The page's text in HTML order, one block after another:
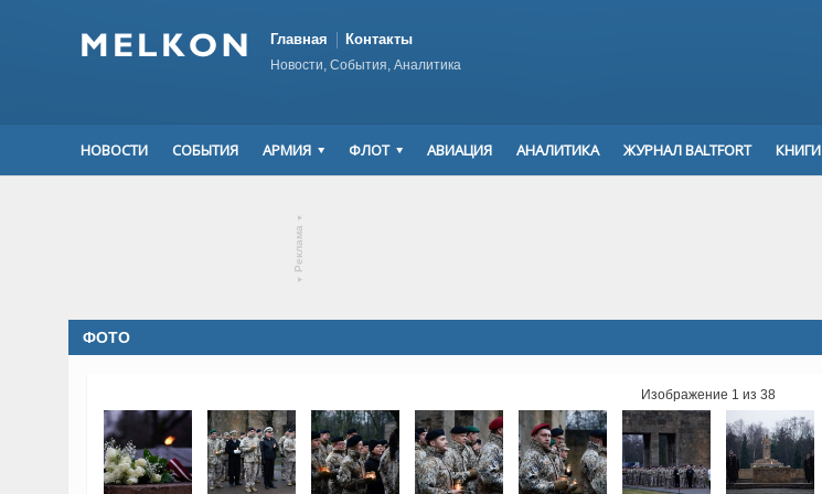
Главная Контакты
Новости, События, Аналитика
НОВОСТИ СОБЫТИЯ АРМИЯ ФЛОТ АВИАЦИЯ АНАЛИТИКА ЖУРНАЛ BALTFORT КНИГИ
▾
Реклама
▾
ФОТО
Изображение 1 из 38